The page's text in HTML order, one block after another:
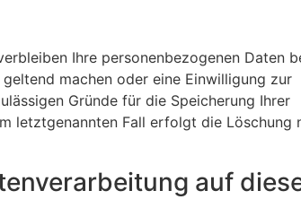
Ihre personenbezogenen Daten
machen oder eine Einwilligung zur
Gründe für die Speicherung Ihrer
letztgenannten Fall erfolgt die Löschung
auf